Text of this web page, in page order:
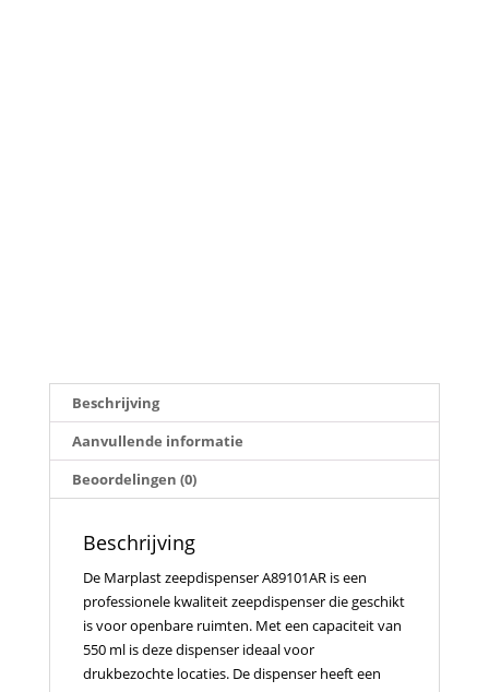
Beschrijving
Aanvullende informatie
Beoordelingen (0)
Beschrijving
De Marplast zeepdispenser A89101AR is een
professionele kwaliteit zeepdispenser die geschikt
is voor openbare ruimten. Met een capaciteit van
550 ml is deze dispenser ideaal voor
drukbezochte locaties. De dispenser heeft een